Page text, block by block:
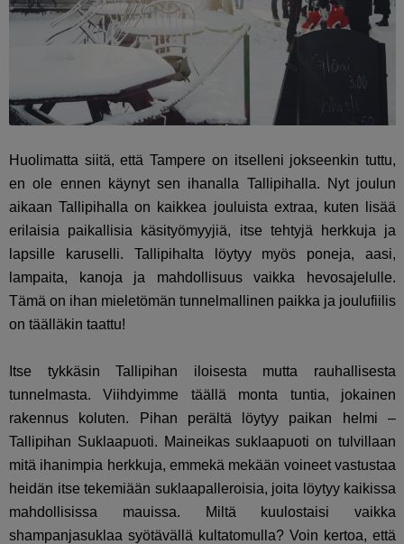
Huolimatta siitä, että Tampere on itselleni jokseenkin tuttu,
en ole ennen käynyt sen ihanalla Tallipihalla. Nyt joulun
aikaan Tallipihalla on kaikkea jouluista extraa, kuten lisää
erilaisia paikallisia käsityömyyjiä, itse tehtyjä herkkuja ja
lapsille karuselli. Tallipihalta löytyy myös poneja, aasi,
lampaita, kanoja ja mahdollisuus vaikka hevosajelulle.
Tämä on ihan mieletömän tunnelmallinen paikka ja joulufiilis
on täälläkin taattu!
Itse tykkäsin Tallipihan iloisesta mutta rauhallisesta
tunnelmasta. Viihdyimme täällä monta tuntia, jokainen
rakennus koluten. Pihan perältä löytyy paikan helmi –
Tallipihan Suklaapuoti. Maineikas suklaapuoti on tulvillaan
mitä ihanimpia herkkuja, emmekä mekään voineet vastustaa
heidän itse tekemiään suklaapalleroisia, joita löytyy kaikissa
mahdollisissa mauissa. Miltä kuulostaisi vaikka
shampanjasuklaa syötävällä kultatomulla? Voin kertoa, että